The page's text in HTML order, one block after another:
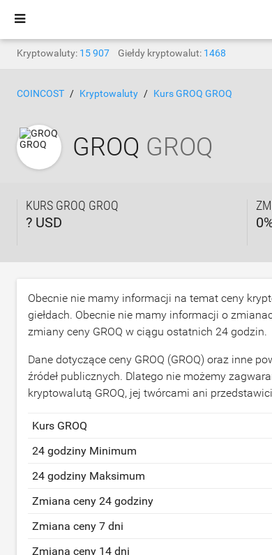
Kryptowaluty: 15 907 Giełdy kryptowalut: 1468
COINCOST Kryptowaluty Kurs GROQ GROQ
GROQ GROQ
KURS GROQ GROQ
? USD 0
Obecnie nie mamy informacji na temat ceny
giełdach. Obecnie nie mamy informacji o
zmiany ceny GROQ w ciągu ostatnich 24 godzin.
Dane dotyczące ceny GROQ (GROQ) oraz inne
źródeł publicznych. Dlatego nie możemy
kryptowalutą GROQ, jej twórcami ani
Kurs GROQ
24 godziny Minimum
24 godziny Maksimum
Zmiana ceny 24 godziny
Zmiana ceny 7 dni
Zmiana ceny 14 dni